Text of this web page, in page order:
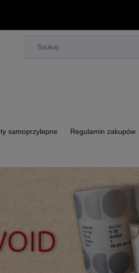
samoprzylepne Regulamin zakupów